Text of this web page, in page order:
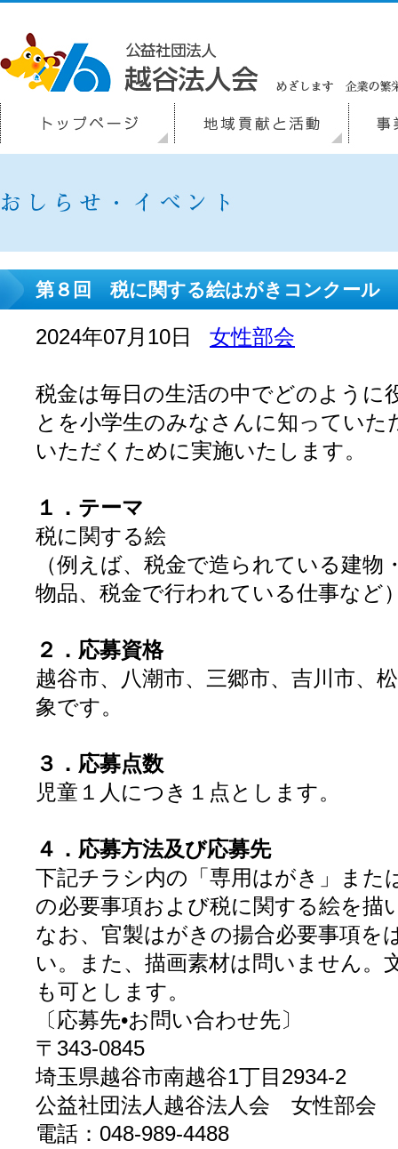
第８回 税に関する絵はがきコンクール
2024年07月10日 女性部会
税金は毎日の生活の中でどのように
とを小学生のみなさんに知っていた
いただくために実施いたします。
１．テーマ
税に関する絵
（例えば、税金で造られている建
物品、税金で行われている仕事など
２．応募資格
越谷市、八潮市、三郷市、吉川市、
象です。
３．応募点数
児童１人につき１点とします。
４．応募方法及び応募先
下記チラシ内の「専用はがき」また
の必要事項および税に関する絵を描
なお、官製はがきの揚合必要事項を
い。また、描画素材は問いません。
も可とします。
〔応募先•お問い合わせ先〕
〒343-0845
埼玉県越谷市南越谷1丁目2934-2
公益社団法人越谷法人会 女性部会
電話：048-989-4488